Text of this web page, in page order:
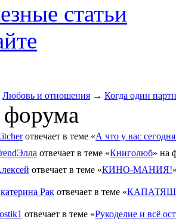
статьи
Любовь и отношения → Когда один
отвечает в теме «А что у вас
отвечает в теме «Книголюб» на
отвечает в теме «КИНО-МАНИЯ!
Рак отвечает в теме «
отвечает в теме «Рукоделие и всё